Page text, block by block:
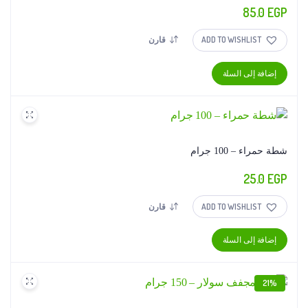
85.0 EGP
ADD TO WISHLIST قارن
إضافة إلى السلة
شطة حمراء – 100 جرام
25.0 EGP
ADD TO WISHLIST قارن
إضافة إلى السلة
21%